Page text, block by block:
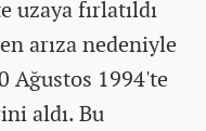
uzaya fırlatıldı
arıza nedeniyle
Ağustos 1994'te
aldı. Bu